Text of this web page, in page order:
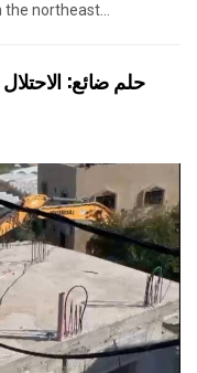
the northeast...
حلم ضائع: